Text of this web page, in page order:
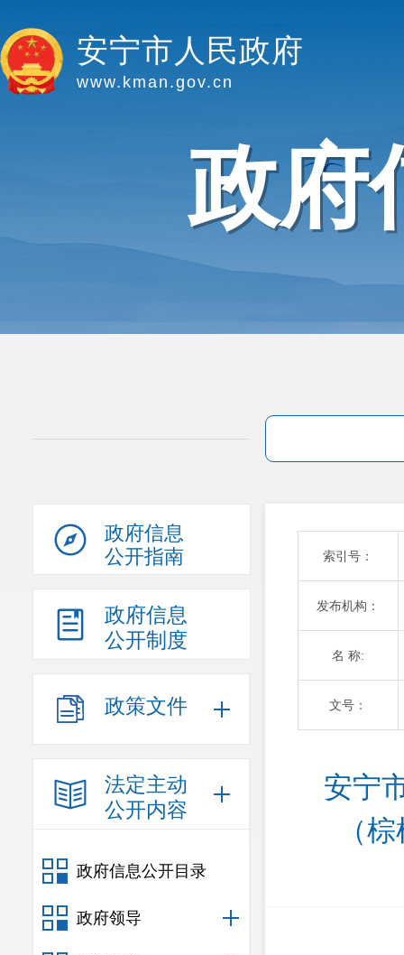
安宁市人民政府
www.kman.gov.cn
政府
政府信息
公开指南
政府信息
公开制度
政策文件
法定主动
公开内容
政府信息公开目录
政府领导
索引号：
发布机构：
名 称:
文号：
安宁
（